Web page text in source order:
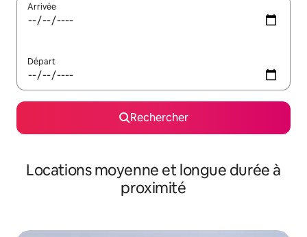
Arrivée
Départ
Rechercher
Locations moyenne et longue durée à
proximité